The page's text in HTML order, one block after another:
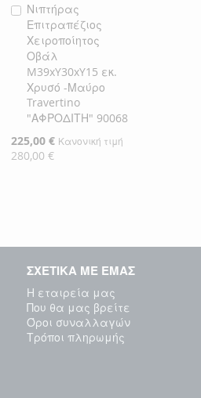
Νιπτήρας
Επιτραπέζιος
Χειροποίητος
Οβάλ
M39xY30xY15 εκ.
Χρυσό -Μαύρο
Travertino
"ΑΦΡΟΔΙΤΗ" 90068
Ειδική
Τιμή
225,00 € Κανονική τιμή
280,00 €
Προσθήκη
στο
Καλάθι
ΣΧΕΤΙΚΑ ΜΕ ΕΜΑΣ
Η εταιρεία μας
Που θα μας βρείτε
Όροι συναλλαγών
Τρόποι πληρωμής